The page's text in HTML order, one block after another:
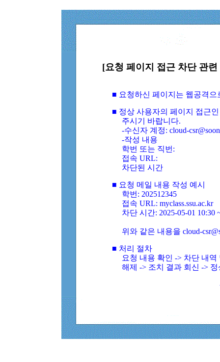
[요청 페이지 접근 차단 관
■ 요청하신 페이지는 웹공격
■ 정상 사용자의 페이지 접근
주시기 바랍니다.
-수신자 계정: cloud-
-작성 내용
학번 또는 직번:
접속 URL:
차단된 시간
■ 요청 메일 내용 작성 예시
학번: 202512345
접속 URL: myclass.ssu.ac.kr
차단 시간: 2025-05-01 10:30
위와 같은 내용을 cloud-
■ 처리 절차
요청 내용 확인 -> 차단 내
해제 -> 조치 결과 회신 ->